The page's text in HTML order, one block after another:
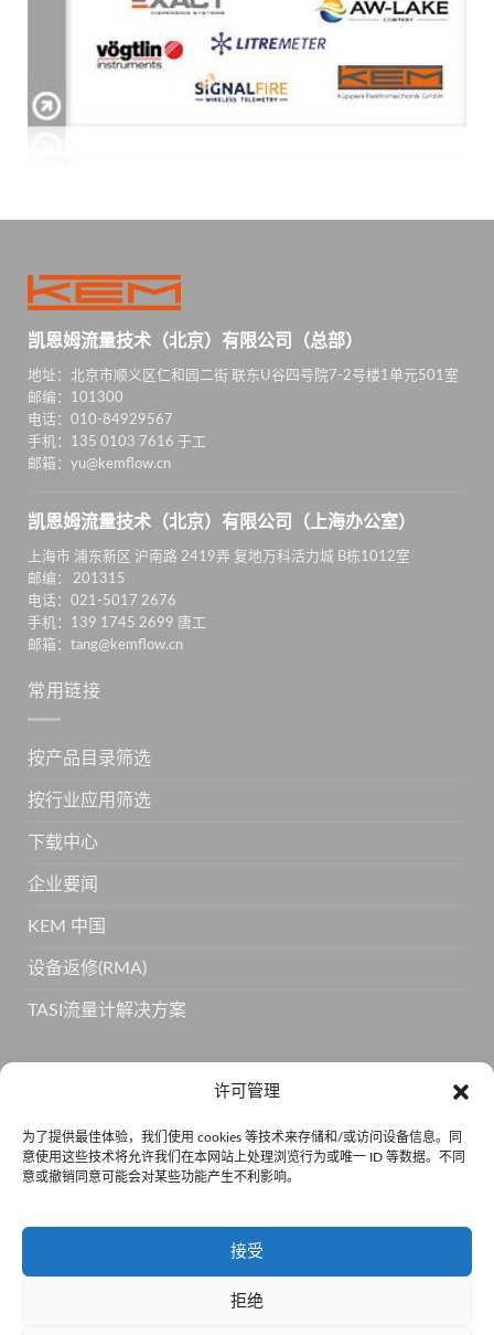
许可管理
为了提供最佳体验，我们使用 cookies 等技术来存储和/或访问设备信息。同
意使用这些技术将允许我们在本网站上处理浏览行为或唯一 ID 等数据。不同
意或撤销同意可能会对某些功能产生不利影响。
接受
拒绝
凯恩姆流量技术（北京）有限公司（总部）
地址：北京市顺义区仁和园二街 联东U谷四号院7-2号楼1单元501室
邮编：101300
电话：010-84929567
手机：135 0103 7616 于工
邮箱：yu@kemflow.cn
凯恩姆流量技术（北京）有限公司（上海办公室）
上海市 浦东新区 沪南路 2419弄 复地万科活力城 B栋1012室
邮编： 201315
电话：021-5017 2676
手机：139 1745 2699 唐工
邮箱：tang@kemflow.cn
常用链接
按产品目录筛选
按行业应用筛选
下载中心
企业要闻
KEM 中国
设备返修(RMA)
TASI流量计解决方案
订阅 KEM 获取更多产品信息
京公网安备110105011334 •